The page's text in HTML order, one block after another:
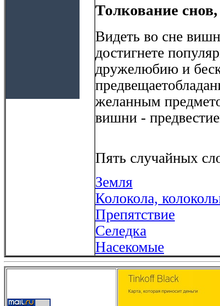
Толкование
Видеть во сне
достигнете
дружелюбию и
желанным
вишни -
Пять случайных
Земля
Колокола,
Препятствие
Селедка
Насекомые